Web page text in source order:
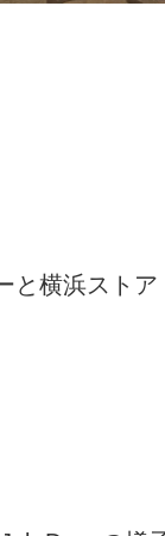
と横浜スト